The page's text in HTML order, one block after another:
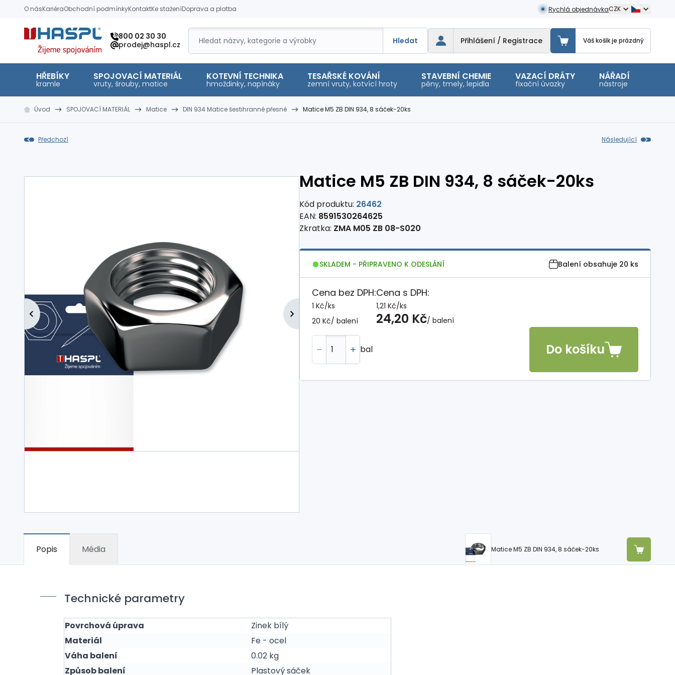
O násKariéraObchodní podmínkyKontaktKe staženíDoprava a platba Rychlá objednávkaCZK
Hašpl
800 02 30 30
prodej@haspl.cz
Hledat Přihlášení / Registrace Váš košík je prázdný
HŘEBÍKY
kramle
SPOJOVACÍ MATERIÁL
vruty, šrouby, matice
KOTEVNÍ TECHNIKA
hmoždinky, napínáky
TESAŘSKÉ KOVÁNÍ
zemní vruty, kotvící hroty
STAVEBNÍ CHEMIE
pěny, tmely, lepidla
VAZACÍ DRÁTY
fixační úvazky
NÁŘADÍ
nástroje
Úvod SPOJOVACÍ MATERIÁL Matice DIN 934 Matice šestihranné přesné Matice M5 ZB DIN 934, 8 sáček-20ks
Předchozí Následující
Matice M5 ZB DIN 934, 8 sáček-20ks
Kód produktu: 26462
EAN: 8591530264625
Zkratka: ZMA M05 ZB 08-S020
SKLADEM - PŘIPRAVENO K ODESLÁNÍ Balení obsahuje 20 ks
Cena bez DPH:
1 Kč/ks
20 Kč/ balení
Cena s DPH:
1,21 Kč/ks
24,20 Kč/ balení
bal Do košíku
Popis Média Matice M5 ZB DIN 934, 8 sáček-20ks
Technické parametry
Povrchová úprava
Zinek bílý
Materiál
Fe - ocel
Váha balení
0.02 kg
Způsob balení
Plastový sáček